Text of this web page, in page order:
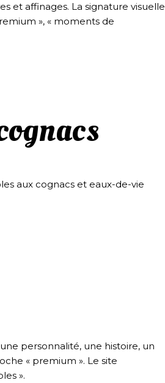
et affinages. La signature visuelle
», « moments de
aux cognacs et eaux-de-vie
personnalité, une histoire, un
« premium ». Le site
».